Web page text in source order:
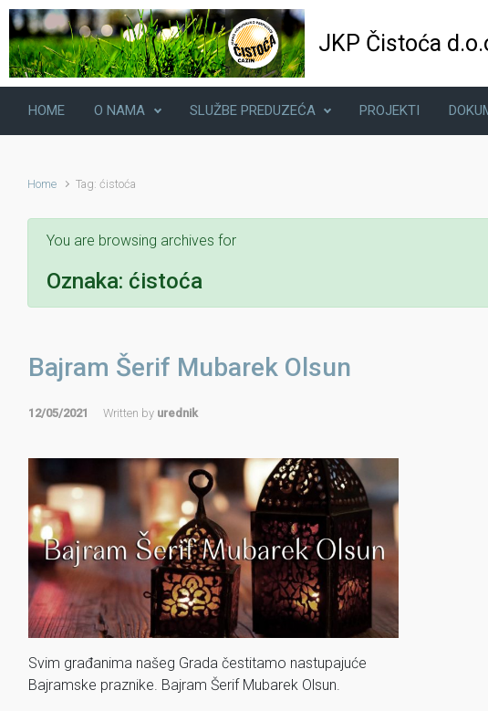
Skip to main content
JKP Čistoća
HOME O NAMA SLUŽBE PREDUZEĆA PROJEKTI
Home Tag: ćistoća
You are browsing archives for
Oznaka: ćistoća
Bajram Šerif Mubarek Olsun
12/05/2021 Written by urednik
Svim građanima našeg Grada čestitamo nastupajuće
Bajramske praznike. Bajram Šerif Mubarek Olsun.